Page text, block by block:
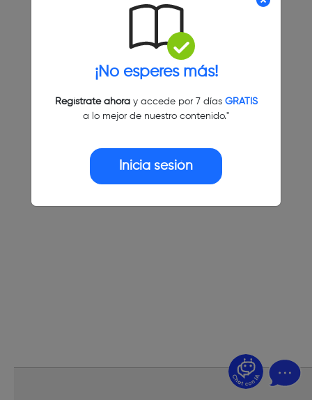
¡No esperes más!
Regístrate ahoray accede por 7 días GRATIS
a lo mejor de nuestro contenido."
Inicia sesión